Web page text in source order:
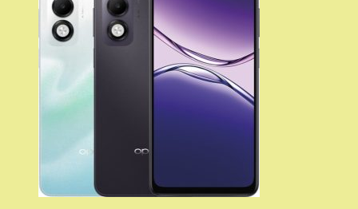
Hike.
Фонарик-
броневичок
смартфоном